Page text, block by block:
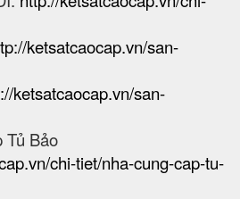
ketsatcaocap.vn/san-
ketsatcaocap.vn/san-
Tủ Bảo
chi-tiet/nha-cung-cap-tu-